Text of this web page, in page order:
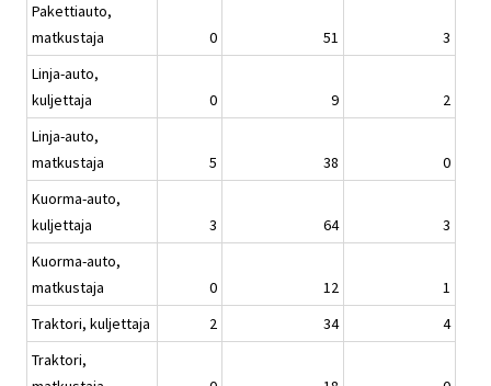
Pakettiauto,
matkustaja
0 51
3
Linja-auto,
kuljettaja
0 9
2
Linja-auto,
matkustaja
5 38
0
Kuorma-auto,
kuljettaja
3 64
3
Kuorma-auto,
matkustaja
0 12
1
Traktori, kuljettaja
2 34
4
Traktori,